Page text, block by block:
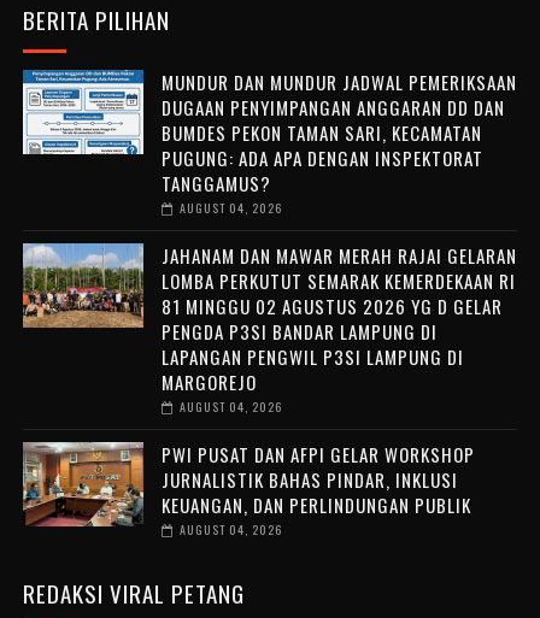
BERITA PILIHAN
MUNDUR DAN MUNDUR JADWAL PEMERIKSAAN
DUGAAN PENYIMPANGAN ANGGARAN DD DAN
BUMDES PEKON TAMAN SARI, KECAMATAN
PUGUNG: ADA APA DENGAN INSPEKTORAT
TANGGAMUS?
AUGUST 04, 2026
JAHANAM DAN MAWAR MERAH RAJAI GELARAN
LOMBA PERKUTUT SEMARAK KEMERDEKAAN RI
81 MINGGU 02 AGUSTUS 2026 YG D GELAR
PENGDA P3SI BANDAR LAMPUNG DI
LAPANGAN PENGWIL P3SI LAMPUNG DI
MARGOREJO
AUGUST 04, 2026
PWI PUSAT DAN AFPI GELAR WORKSHOP
JURNALISTIK BAHAS PINDAR, INKLUSI
KEUANGAN, DAN PERLINDUNGAN PUBLIK
AUGUST 04, 2026
REDAKSI VIRAL PETANG